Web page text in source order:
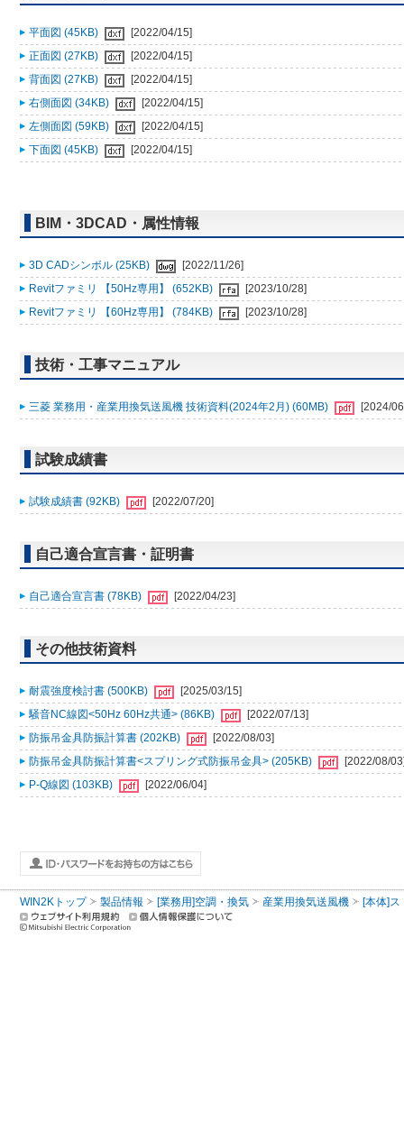
平面図 (45KB)
[2022/04/15]
正面図 (27KB)
[2022/04/15]
背面図 (27KB)
[2022/04/15]
右側面図 (34KB)
[2022/04/15]
左側面図 (59KB)
[2022/04/15]
下面図 (45KB)
[2022/04/15]
BIM・3DCAD・属性情報
3D CADシンボル (25KB)
[2022/11/26]
Revitファミリ 【50Hz専用】 (652KB)
[2023/10/28]
Revitファミリ 【60Hz専用】 (784KB)
[2023/10/28]
技術・工事マニュアル
三菱 業務用・産業用換気送風機 技術資料(2024年2月) (60MB) [2024/
試験成績書
試験成績書 (92KB) [2022/07/20]
自己適合宣言書・証明書
自己適合宣言書 (78KB) [2022/04/23]
その他技術資料
耐震強度検討書 (500KB)
[2025/03/15]
騒音NC線図<50Hz 60Hz共通> (86KB)
[2022/07/13]
防振吊金具防振計算書 (202KB)
[2022/08/03]
防振吊金具防振計算書<スプリング式防振吊金具> (205KB)
[2022/08/
P-Q線図 (103KB)
[2022/06/04]
WIN2Kトップ 製品情報 [業務用]空調・換気 産業用換気送風機 [本体]